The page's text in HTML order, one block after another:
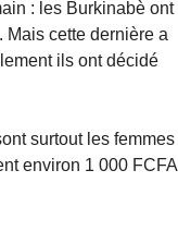
: les Burkinabè ont
cette dernière a
ils ont décidé
surtout les femmes
environ 1 000 FCFA